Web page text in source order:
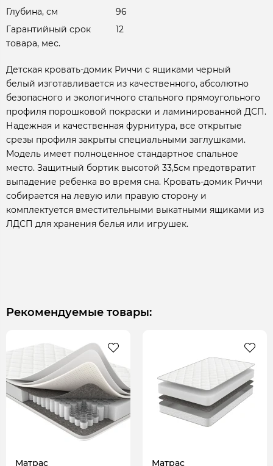
Глубина, см
96
Гарантийный срок
товара, мес.
12
Детская кровать-домик Риччи с ящиками черный
белый изготавливается из качественного, абсолютно
безопасного и экологичного стального прямоугольного
профиля порошковой покраски и ламинированной ДСП.
Надежная и качественная фурнитура, все открытые
срезы профиля закрыты специальными заглушками.
Модель имеет полноценное стандартное спальное
место. Защитный бортик высотой 33,5см предотвратит
выпадение ребенка во время сна. Кровать-домик Риччи
собирается на левую или правую сторону и
комплектуется вместительными выкатными ящиками из
ЛДСП для хранения белья или игрушек.
Рекомендуемые товары:
Матрас Матрас